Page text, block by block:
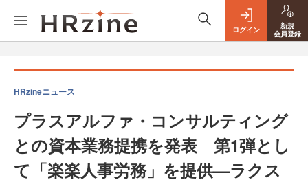
ログイン
新規
会員登録
HRzineニュース
プラスアルファ・コンサルティング
との資本業務提携を発表 第1弾とし
て「楽楽人事労務」を提供—ラクス